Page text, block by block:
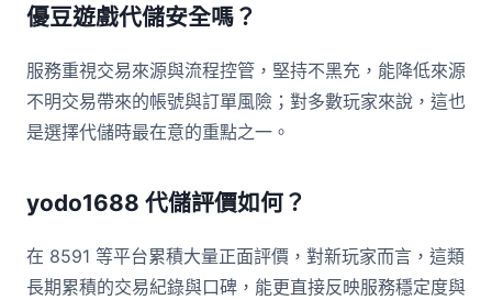
優豆遊戲代儲安全嗎？
服務重視交易來源與流程控管，堅持不黑充，能降低來源
不明交易帶來的帳號與訂單風險；對多數玩家來說，這也
是選擇代儲時最在意的重點之一。
yodo1688 代儲評價如何？
在 8591 等平台累積大量正面評價，對新玩家而言，這類
長期累積的交易紀錄與口碑，能更直接反映服務穩定度與